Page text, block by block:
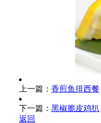
上一篇： 香煎鱼排西餐
下一篇： 黑椒脆皮鸡扒
返回